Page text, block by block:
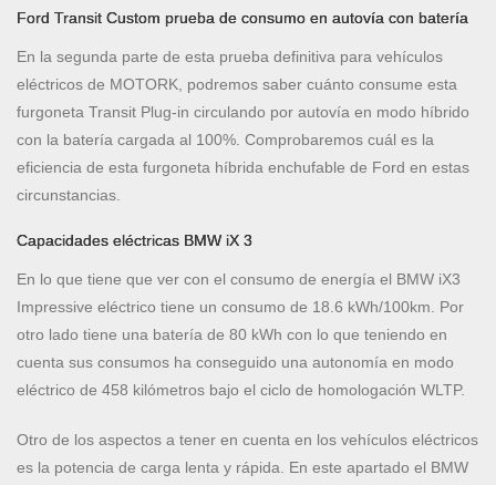
Ford Transit Custom prueba de consumo en autovía con batería
En la segunda parte de esta prueba definitiva para vehículos
eléctricos de MOTORK, podremos saber cuánto consume esta
furgoneta Transit Plug-in circulando por autovía en modo híbrido
con la batería cargada al 100%. Comprobaremos cuál es la
eficiencia de esta furgoneta híbrida enchufable de Ford en estas
circunstancias.
Capacidades eléctricas BMW iX 3
En lo que tiene que ver con el consumo de energía el BMW iX3
Impressive eléctrico tiene un consumo de 18.6 kWh/100km. Por
otro lado tiene una batería de 80 kWh con lo que teniendo en
cuenta sus consumos ha conseguido una autonomía en modo
eléctrico de 458 kilómetros bajo el ciclo de homologación WLTP.
Otro de los aspectos a tener en cuenta en los vehículos eléctricos
es la potencia de carga lenta y rápida. En este apartado el BMW